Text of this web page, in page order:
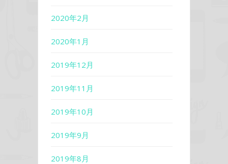
2020年2月
2020年1月
2019年12月
2019年11月
2019年10月
2019年9月
2019年8月